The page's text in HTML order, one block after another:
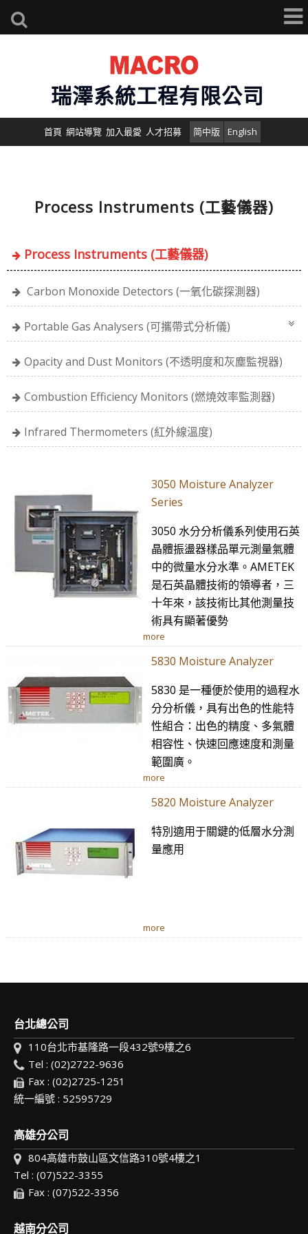
瑞澤系統工程有限公司
首頁 網站導覽 加入最愛 人才招募 简中版 English
Process Instruments (工藝儀器)
Process Instruments (工藝儀器)
Carbon Monoxide Detectors (一氧化碳探測器)
Portable Gas Analysers (可攜帶式分析儀)
Opacity and Dust Monitors (不透明度和灰塵監視器)
Combustion Efficiency Monitors (燃燒效率監測器)
Infrared Thermometers (紅外線溫度)
3050 Moisture Analyzer
Series
3050 水分分析儀系列使用石英
晶體振盪器樣品單元測量氣體
中的微量水分水準。AMETEK
是石英晶體技術的領導者，三
十年來，該技術比其他測量技
術具有顯著優勢
more
5830 Moisture Analyzer
5830 是一種便於使用的過程水
分分析儀，具有出色的性能特
性組合：出色的精度、多氣體
相容性、快速回應速度和測量
範圍廣。
more
5820 Moisture Analyzer
特別適用于關鍵的低層水分測
量應用
more
台北總公司
110台北市基隆路一段432號9樓之6
Tel : (02)2722-9636
Fax : (02)2725-1251
統一編號 : 52595729
高雄分公司
804高雄市鼓山區文信路310號4樓之1
Tel : (07)522-3355
Fax : (07)522-3356
越南分公司